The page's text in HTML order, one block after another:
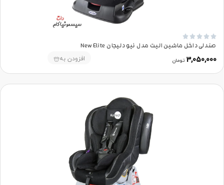





صندلی داخل ماشین الیت مدل نیو دلیجان New Elite
3,050,000 تومان افزودن به